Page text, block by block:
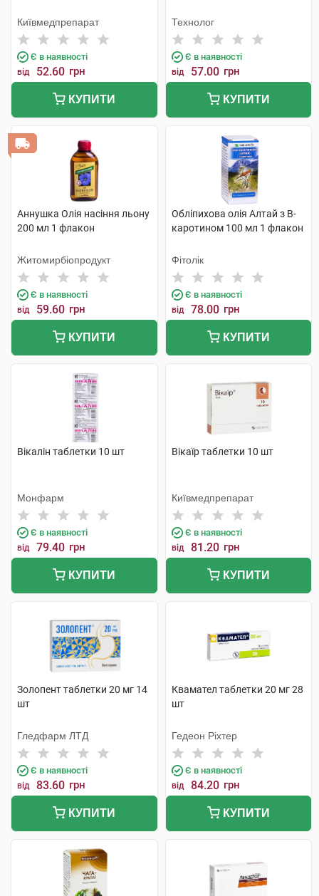
Київмедпрепарат
Є в наявності
від 52.60 грн
КУПИТИ
Технолог
Є в наявності
від 57.00 грн
КУПИТИ
Аннушка Олія насіння льону
200 мл 1 флакон
Житомирбіопродукт
Є в наявності
від 59.60 грн
КУПИТИ
Обліпихова олія Алтай з B-
каротином 100 мл 1 флакон
Фітолік
Є в наявності
від 78.00 грн
КУПИТИ
Вікалін таблетки 10 шт
Монфарм
Є в наявності
від 79.40 грн
КУПИТИ
Вікаїр таблетки 10 шт
Київмедпрепарат
Є в наявності
від 81.20 грн
КУПИТИ
Золопент таблетки 20 мг 14
шт
Гледфарм ЛТД
Є в наявності
від 83.60 грн
КУПИТИ
Квамател таблетки 20 мг 28
шт
Гедеон Ріхтер
Є в наявності
від 84.20 грн
КУПИТИ